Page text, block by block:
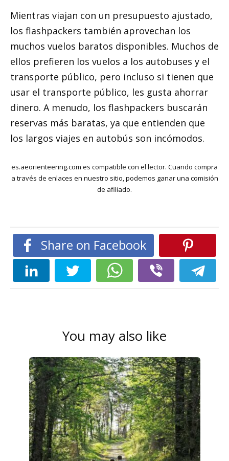
Mientras viajan con un presupuesto ajustado,
los flashpackers también aprovechan los
muchos vuelos baratos disponibles. Muchos de
ellos prefieren los vuelos a los autobuses y el
transporte público, pero incluso si tienen que
usar el transporte público, les gusta ahorrar
dinero. A menudo, los flashpackers buscarán
reservas más baratas, ya que entienden que
los largos viajes en autobús son incómodos.
es.aeorienteering.com es compatible con el lector. Cuando compra
a través de enlaces en nuestro sitio, podemos ganar una comisión
de afiliado.
Share on Facebook
You may also like